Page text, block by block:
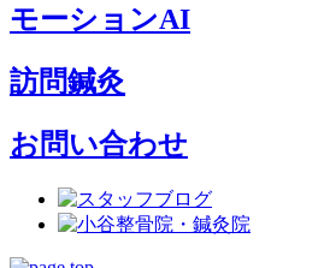
モーションAI
訪問鍼灸
お問い合わせ